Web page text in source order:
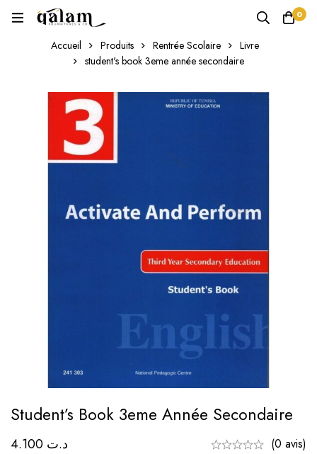
0
Accueil Produits Rentrée Scolaire
Livre
student's book 3eme année secondaire
Student’s Book 3eme Année Secondaire
د.ت (0 avis)